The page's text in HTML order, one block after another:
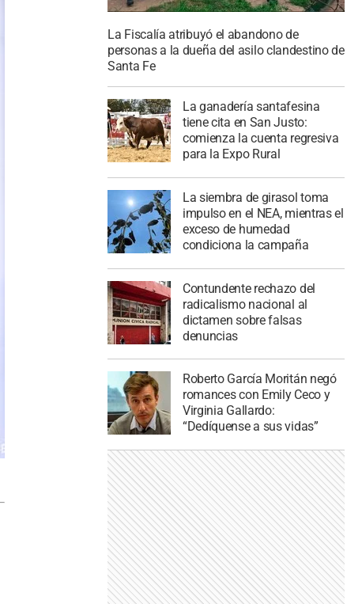
La Fiscalía atribuyó el abandono de
personas a la dueña del asilo clandestino de
Santa Fe
La ganadería santafesina
tiene cita en San Justo:
comienza la cuenta regresiva
para la Expo Rural
La siembra de girasol toma
impulso en el NEA, mientras el
exceso de humedad
condiciona la campaña
Contundente rechazo del
radicalismo nacional al
dictamen sobre falsas
denuncias
Roberto García Moritán negó
romances con Emily Ceco y
Virginia Gallardo:
“Dedíquense a sus vidas”